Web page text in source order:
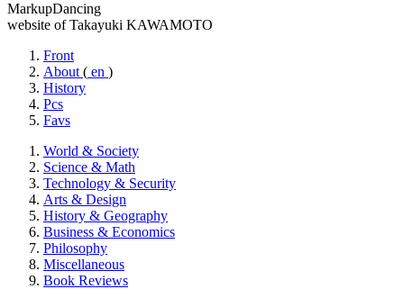
MarkupDancing
website of Takayuki KAWAMOTO
Front
About ( en )
History
Pcs
Favs
World & Society
Science & Math
Technology & Security
Arts & Design
History & Geography
Business & Economics
Philosophy
Miscellaneous
Book Reviews